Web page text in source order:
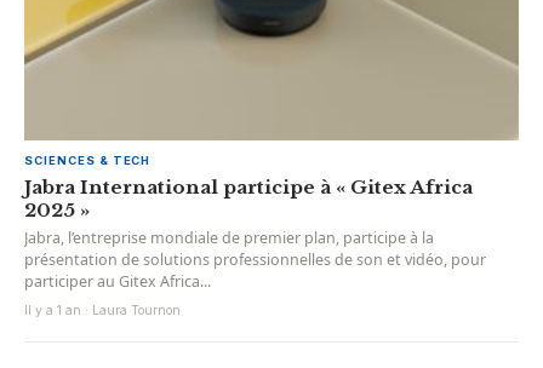
SCIENCES & TECH
Jabra International participe à « Gitex Africa
2025 »
Jabra, l’entreprise mondiale de premier plan, participe à la
présentation de solutions professionnelles de son et vidéo, pour
participer au Gitex Africa...
Il y a 1 an · Laura Tournon